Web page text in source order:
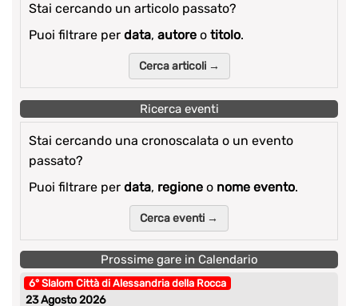
Stai cercando un articolo passato?
Puoi filtrare per data, autore o titolo.
Cerca articoli →
Ricerca eventi
Stai cercando una cronoscalata o un evento
passato?
Puoi filtrare per data, regione o nome evento.
Cerca eventi →
Prossime gare in Calendario
6° Slalom Città di Alessandria della Rocca
23 Agosto 2026